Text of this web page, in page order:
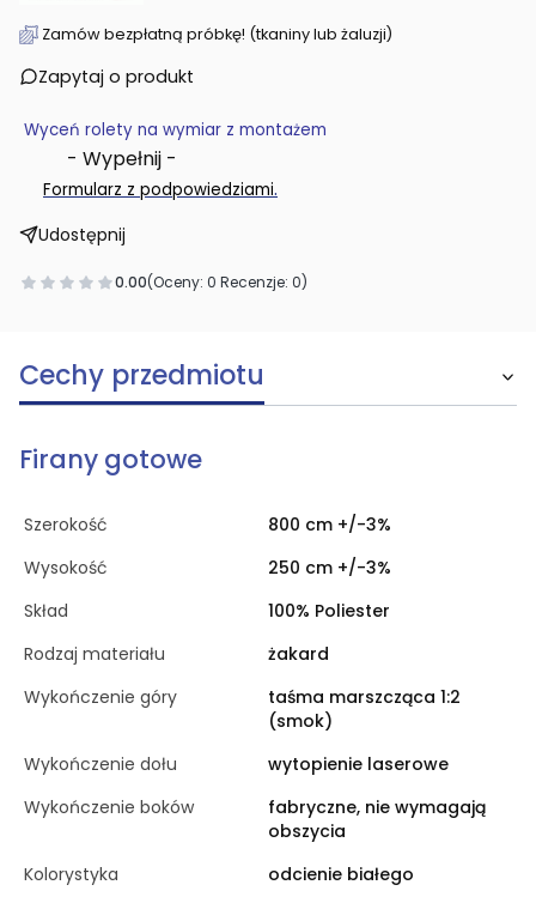
Zamów bezpłatną próbkę! (tkaniny lub żaluzji)
Zapytaj o produkt
Wyceń rolety na wymiar z montażem
- Wypełnij -
Formularz z podpowiedziami.
Udostępnij
0.00(Oceny: 0 Recenzje: 0)
Cechy przedmiotu
Firany gotowe
Szerokość
800 cm +/-3%
Wysokość
250 cm +/-3%
Skład
100% Poliester
Rodzaj materiału
żakard
Wykończenie góry
taśma marszcząca 1:2
(smok)
Wykończenie dołu
wytopienie laserowe
Wykończenie boków
fabryczne, nie wymagają
obszycia
Kolorystyka
odcienie białego